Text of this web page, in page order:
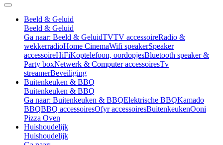
Beeld & Geluid
Beeld & Geluid
Ga naar: Beeld & GeluidTVTV accessoireRadio &
wekkerradioHome CinemaWifi speakerSpeaker
accessoireHiFiKoptelefoon, oordopjesBluetooth speaker &
Party boxNetwerk & Computer accessoiresTv
streamerBeveiliging
Buitenkeuken & BBQ
Buitenkeuken & BBQ
Ga naar: Buitenkeuken & BBQElektrische BBQKamado
BBQBBQ accessoiresOfyr accessoiresBuitenkeukenOoni
Pizza Oven
Huishoudelijk
Huishoudelijk